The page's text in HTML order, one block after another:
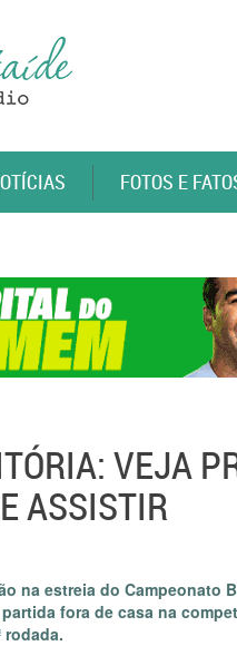
FOTOS E
VEJA
ASSISTIR
na estreia do
fora de casa na
rodada.